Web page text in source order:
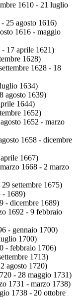
1610 - 21 luglio
25 agosto 1616)
1616 - maggio
17 aprile 1621)
1628)
1628 - 18
1634)
agosto 1639)
1644)
1652)
1652 - marzo
1658 - dicembre
1667)
1668 - 2 marzo
settembre 1675)
- 1689)
- dicembre 1689)
1692 - 9 febbraio
- gennaio 1700)
1700)
- febbraio 1706)
1713)
agosto 1720)
- 28 maggio 1731)
1731 - marzo 1738)
1738 - 20 ottobre